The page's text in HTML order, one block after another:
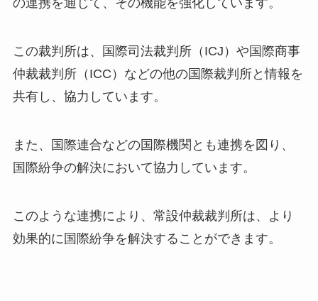
の連携を通じて、その機能を強化しています。
この裁判所は、国際司法裁判所（ICJ）や国際商事
仲裁裁判所（ICC）などの他の国際裁判所と情報を
共有し、協力しています。
また、国際連合などの国際機関とも連携を図り、
国際紛争の解決において協力しています。
このような連携により、常設仲裁裁判所は、より
効果的に国際紛争を解決することができます。